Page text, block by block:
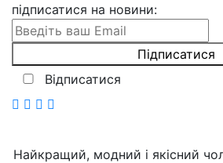
підписатися на новини:
Відписатися
Найкращий, модний і якісний